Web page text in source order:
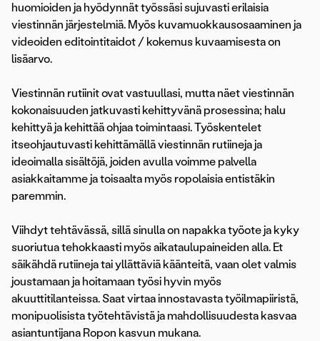
huomioiden ja hyödynnät työssäsi sujuvasti erilaisia
viestinnän järjestelmiä. Myös kuvamuokkausosaaminen ja
videoiden editointitaidot / kokemus kuvaamisesta on
lisäarvo.
Viestinnän rutiinit ovat vastuullasi, mutta näet viestinnän
kokonaisuuden jatkuvasti kehittyvänä prosessina; halu
kehittyä ja kehittää ohjaa toimintaasi. Työskentelet
itseohjautuvasti kehittämällä viestinnän rutiineja ja
ideoimalla sisältöjä, joiden avulla voimme palvella
asiakkaitamme ja toisaalta myös ropolaisia entistäkin
paremmin.
Viihdyt tehtävässä, sillä sinulla on napakka työote ja kyky
suoriutua tehokkaasti myös aikataulupaineiden alla. Et
säikähdä rutiineja tai yllättäviä käänteitä, vaan olet valmis
joustamaan ja hoitamaan työsi hyvin myös
akuuttitilanteissa. Saat virtaa innostavasta työilmapiiristä,
monipuolisista työtehtävistä ja mahdollisuudesta kasvaa
asiantuntijana Ropon kasvun mukana.